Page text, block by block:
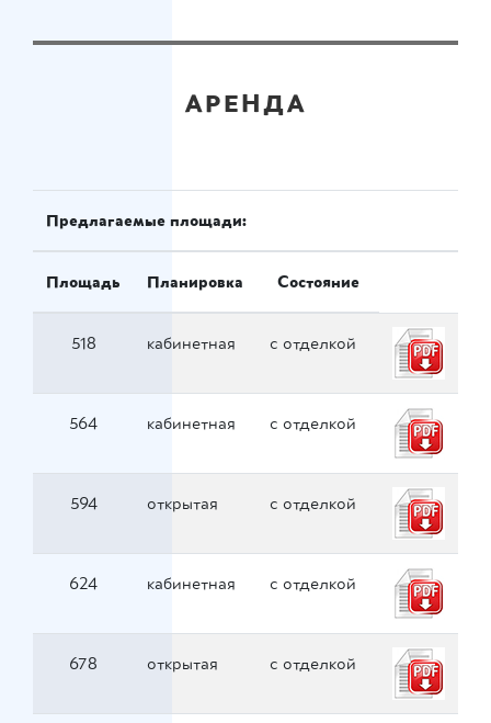
АРЕНДА
Предлагаемые площади:
Площадь Планировка Состояние
518 кабинетная с отделкой
564 кабинетная с отделкой
594 открытая с отделкой
624 кабинетная с отделкой
678 открытая с отделкой